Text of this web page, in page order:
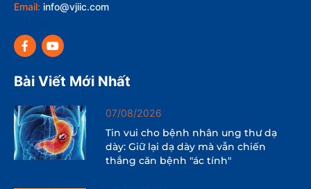
Email: info@vjiic.com
Bài Viết Mới Nhất
07/08/2026
Tin vui cho bệnh nhân ung thư dạ
dày: Giữ lại dạ dày mà vẫn chiến
thắng căn bệnh "ác tính"